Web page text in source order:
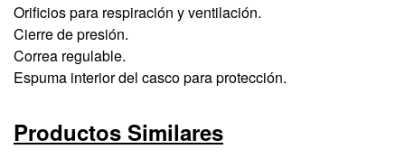
Orificios para respiración y ventilación.
Cierre de presión.
Correa regulable.
Espuma interior del casco para protección.
Productos Similares